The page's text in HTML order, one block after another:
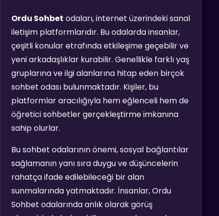
Ordu Sohbet odaları, internet üzerindeki sanal
iletişim platformlarıdır. Bu odalarda insanlar,
çeşitli konular etrafında etkileşime geçebilir ve
yeni arkadaşlıklar kurabilir. Genellikle farklı yaş
gruplarına ve ilgi alanlarına hitap eden birçok
sohbet odası bulunmaktadır. Kişiler, bu
platformlar aracılığıyla hem eğlenceli hem de
öğretici sohbetler gerçekleştirme imkanına
sahip olurlar.
Bu sohbet odalarının önemi, sosyal bağlantılar
sağlamanın yanı sıra duygu ve düşüncelerin
rahatça ifade edilebileceği bir alan
sunmalarında yatmaktadır. İnsanlar, Ordu
Sohbet odalarında anlık olarak görüş